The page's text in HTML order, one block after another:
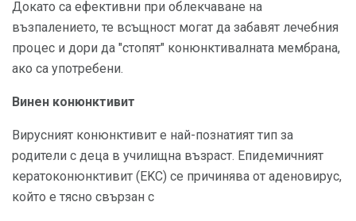
Докато са ефективни при облекчаване на
възпалението, те всъщност могат да забавят лечебния
процес и дори да "стопят" конюнктивалната мембрана,
ако са употребени.
Винен конюнктивит
Вирусният конюнктивит е най-познатият тип за
родители с деца в училищна възраст. Епидемичният
кератоконюнктивит (EKC) се причинява от аденовирус,
който е тясно свързан с